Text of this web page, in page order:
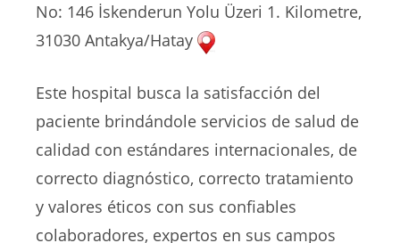
No: 146 İskenderun Yolu Üzeri 1. Kilometre,
31030 Antakya/Hatay
Este hospital busca la satisfacción del
paciente brindándole servicios de salud de
calidad con estándares internacionales, de
correcto diagnóstico, correcto tratamiento
y valores éticos con sus confiables
colaboradores, expertos en sus campos